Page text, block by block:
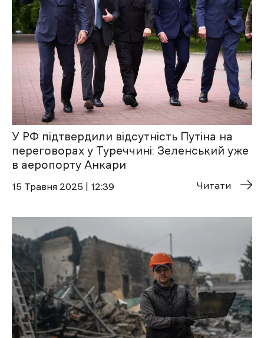
У РФ підтвердили відсутність Путіна на
переговорах у Туреччині: Зеленський уже
в аеропорту Анкари
15 Травня 2025 | 12:39 Читати